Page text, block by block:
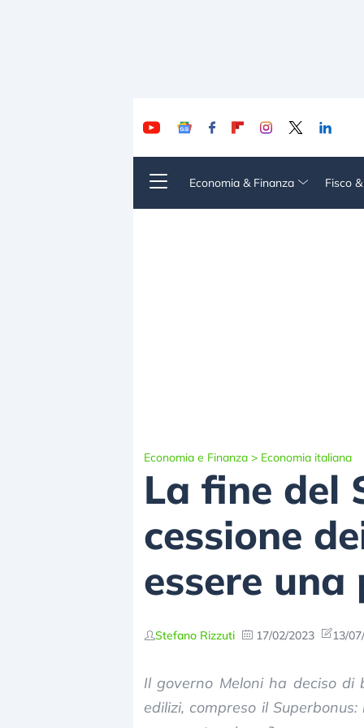
Economia & Finanza Fisco
Economia e Finanza > Economia italiana
La fine del
cessione
essere
Stefano Rizzuti 17/02/2023 13/
Il governo Meloni ha deciso di
edilizi, compreso il